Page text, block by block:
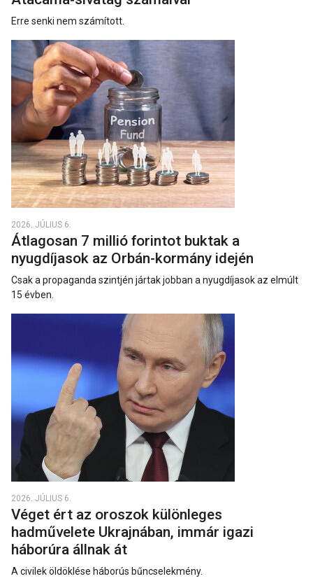
Erre senki nem számított.
2026. JÚLIUS 6.
Átlagosan 7 millió forintot buktak a
nyugdíjasok az Orbán-kormány idején
Csak a propaganda szintjén jártak jobban a nyugdíjasok az elmúlt
15 évben.
2026. JÚLIUS 6.
Véget ért az oroszok különleges
hadművelete Ukrajnában, immár igazi
háborúra állnak át
A civilek öldöklése háborús bűncselekmény.